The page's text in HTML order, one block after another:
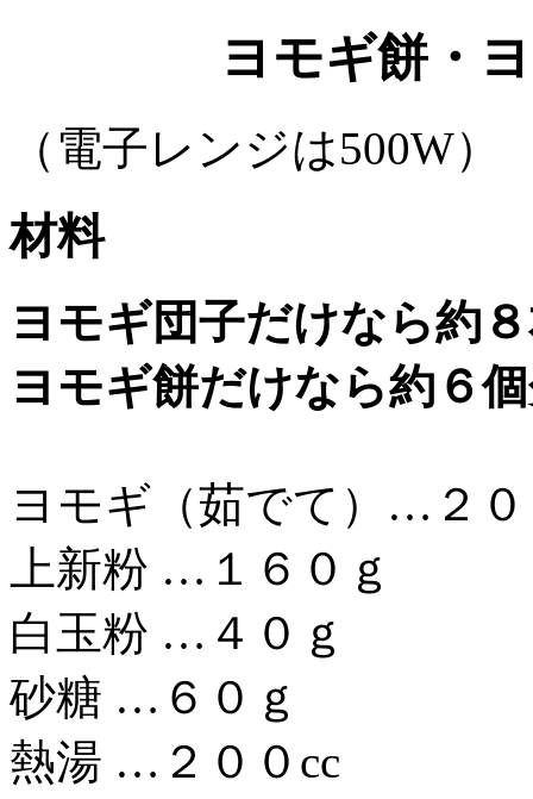
ヨモギ餅・
（電子レンジは500W）
材料
ヨモギ団子だけなら約
ヨモギ餅だけなら約６
ヨモギ（茹でて）…２
上新粉 …１６０ｇ
白玉粉 …４０ｇ
砂糖 …６０ｇ
熱湯 …２００cc